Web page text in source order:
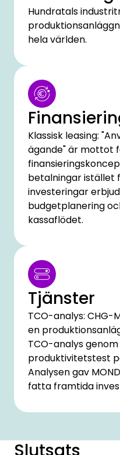
Hundratals
hela världen.
Klassisk leasing:
ägande" är mottot
betalningar istället
investeringar
budgetplanering
kassaflödet.
Tjänster
TCO-analys: CHG-
en
TCO-analys
produktivitetstest
Analysen gav
fatta framtida